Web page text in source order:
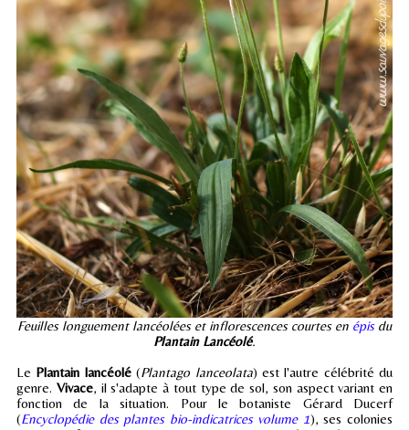
Feuilles longuement lancéolées et inflorescences courtes en épisdu
Plantain Lancéolé.
Le Plantain lancéolé(Plantago lanceolata) est l'autre célébrité du
genre. Vivace, il s'adapte à tout type de sol, son aspect variant en
fonction de la situation. Pour le botaniste Gérard Ducerf
(Encyclopédie des plantes bio-indicatrices volume 1), ses colonies